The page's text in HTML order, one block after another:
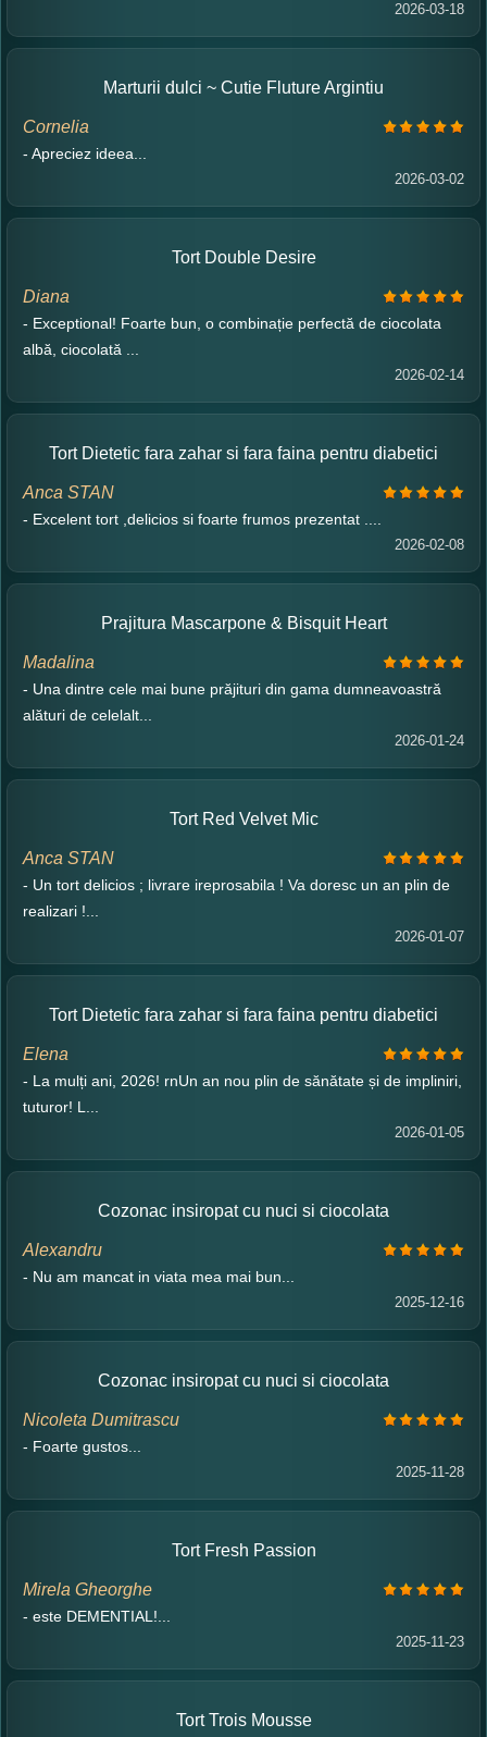
2026-03-18
Marturii dulci ~ Cutie Fluture Argintiu
Cornelia
- Apreciez ideea...
2026-03-02
Tort Double Desire
Diana
- Exceptional! Foarte bun, o combinație perfectă de ciocolata
albă, ciocolată ...
2026-02-14
Tort Dietetic fara zahar si fara faina pentru diabetici
Anca STAN
- Excelent tort ,delicios si foarte frumos prezentat ....
2026-02-08
Prajitura Mascarpone & Bisquit Heart
Madalina
- Una dintre cele mai bune prăjituri din gama dumneavoastră
alături de celelalt...
2026-01-24
Tort Red Velvet Mic
Anca STAN
- Un tort delicios ; livrare ireprosabila ! Va doresc un an plin de
realizari !...
2026-01-07
Tort Dietetic fara zahar si fara faina pentru diabetici
Elena
- La mulți ani, 2026! rnUn an nou plin de sănătate și de impliniri,
tuturor! L...
2026-01-05
Cozonac insiropat cu nuci si ciocolata
Alexandru
- Nu am mancat in viata mea mai bun...
2025-12-16
Cozonac insiropat cu nuci si ciocolata
Nicoleta Dumitrascu
- Foarte gustos...
2025-11-28
Tort Fresh Passion
Mirela Gheorghe
- este DEMENTIAL!...
2025-11-23
Tort Trois Mousse